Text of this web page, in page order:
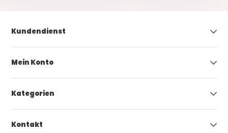
Kundendienst
Mein Konto
Kategorien
Kontakt